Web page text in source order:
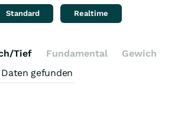
Standard Realtime
Tief Fundamental
Gewichtung
gefunden